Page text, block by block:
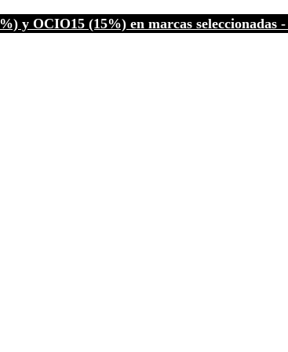
y OCIO15 (15%) en marcas seleccionadas